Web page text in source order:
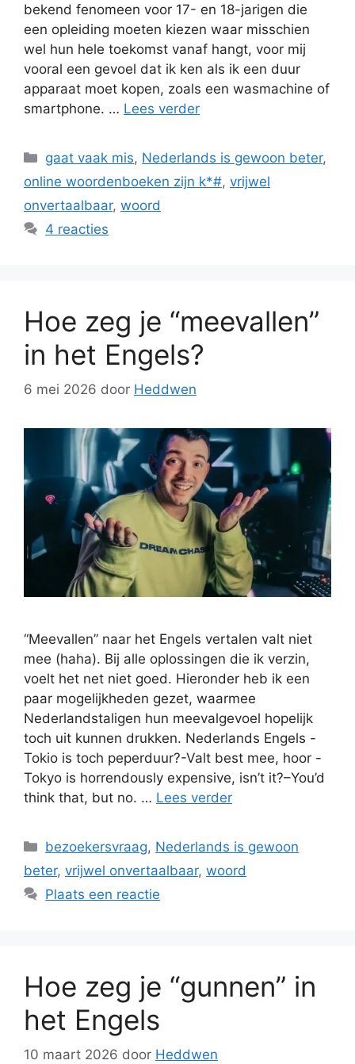
bekend fenomeen voor 17- en 18-jarigen die
een opleiding moeten kiezen waar misschien
wel hun hele toekomst vanaf hangt, voor mij
vooral een gevoel dat ik ken als ik een duur
apparaat moet kopen, zoals een wasmachine of
smartphone. … Lees verder
Categorieën
gaat vaak mis, Nederlands is gewoon beter,
online woordenboeken zijn k*#, vrijwel
onvertaalbaar, woord
4 reacties
Hoe zeg je “meevallen”
in het Engels?
6 mei 2026 door Heddwen
“Meevallen” naar het Engels vertalen valt niet
mee (haha). Bij alle oplossingen die ik verzin,
voelt het net niet goed. Hieronder heb ik een
paar mogelijkheden gezet, waarmee
Nederlandstaligen hun meevalgevoel hopelijk
toch uit kunnen drukken. Nederlands Engels -
Tokio is toch peperduur?-Valt best mee, hoor -
Tokyo is horrendously expensive, isn’t it?–You’d
think that, but no. … Lees verder
Categorieën
bezoekersvraag, Nederlands is gewoon
beter, vrijwel onvertaalbaar, woord
Plaats een reactie
Hoe zeg je “gunnen” in
het Engels
10 maart 2026 door Heddwen